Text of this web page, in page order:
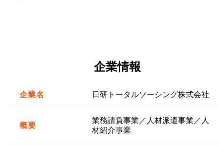
企業情報
企業名 日研トータルソーシング株式会社
概要
業務請負事業／人材派遣事業／人
材紹介事業